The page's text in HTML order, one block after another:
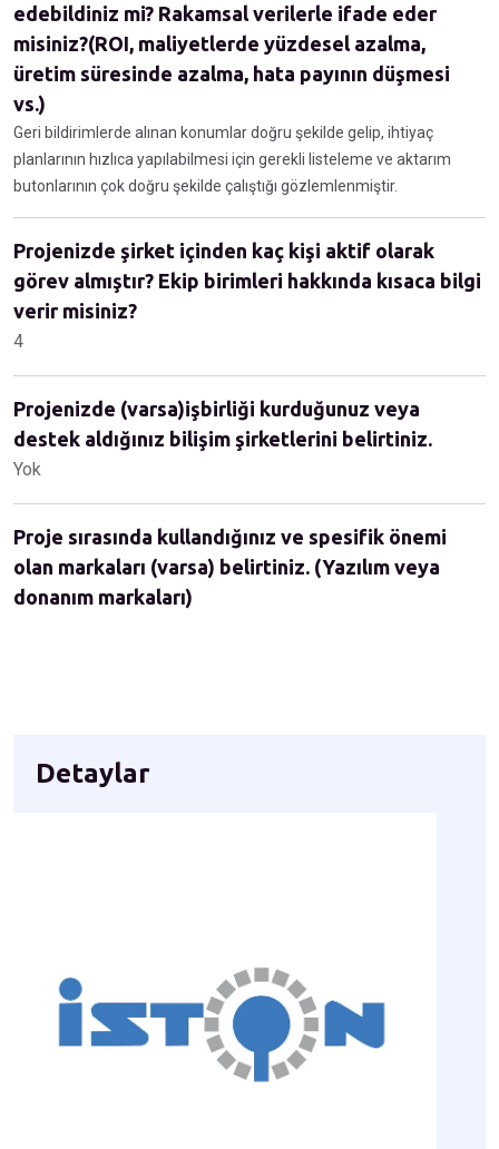
edebildiniz mi? Rakamsal verilerle ifade eder
misiniz?(ROI, maliyetlerde yüzdesel azalma,
üretim süresinde azalma, hata payının düşmesi
vs.)
Geri bildirimlerde alınan konumlar doğru şekilde gelip, ihtiyaç
planlarının hızlıca yapılabilmesi için gerekli listeleme ve aktarım
butonlarının çok doğru şekilde çalıştığı gözlemlenmiştir.
Projenizde şirket içinden kaç kişi aktif olarak
görev almıştır? Ekip birimleri hakkında kısaca bilgi
verir misiniz?
4
Projenizde (varsa)işbirliği kurduğunuz veya
destek aldığınız bilişim şirketlerini belirtiniz.
Yok
Proje sırasında kullandığınız ve spesifik önemi
olan markaları (varsa) belirtiniz. (Yazılım veya
donanım markaları)
Detaylar